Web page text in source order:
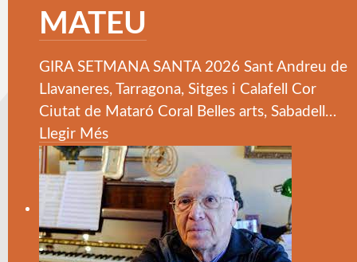
MATEU
GIRA SETMANA SANTA 2026 Sant Andreu de
Llavaneres, Tarragona, Sitges i Calafell Cor
Ciutat de Mataró Coral Belles arts, Sabadell …
Llegir Més